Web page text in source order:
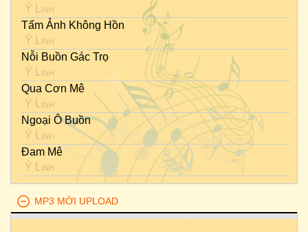
Ý Linh
Tấm Ảnh Không Hồn
Ý Linh
Nỗi Buồn Gác Trọ
Ý Linh
Qua Cơn Mê
Ý Linh
Ngoại Ô Buồn
Ý Linh
Đam Mê
Ý Linh
MP3 MỚI UPLOAD